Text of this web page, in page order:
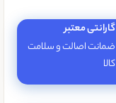
گارانتی معتبر
ضمانت اصالت و سلامت
کالا